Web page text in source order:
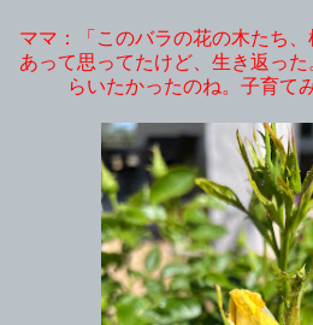
ママ：「このバラの花の木たち
あって思ってたけど、生き返っ
らいたかったのね。子育て